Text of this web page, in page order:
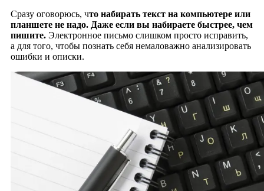
Сразу оговорюсь, что набирать текст на компьютере или
планшете не надо. Даже если вы набираете быстрее, чем
пишите.Электронное письмо слишком просто исправить,
а для того, чтобы познать себя немаловажно анализировать
ошибки и описки.